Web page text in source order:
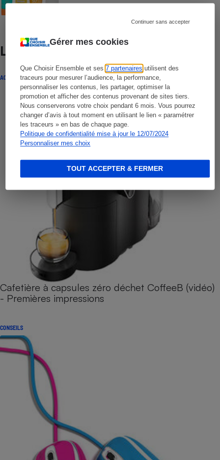
Gérer mes cookies
Que Choisir Ensemble et ses7 partenaires utilisent des
traceurs pour mesurer l’audience, la performance,
personnaliser les contenus, les partager, optimiser la
promotion et afficher des contenus provenant de sites tiers.
Nous conserverons votre choix pendant 6 mois. Vous pourrez
changer d’avis à tout moment en utilisant le lien « paramétrer
les traceurs » en bas de chaque page.
Politique de confidentialité mise à jour le 12/07/2024
Personnaliser mes choix
Continuer sans accepter
TOUT ACCEPTER & FERMER
Lire aussi
ACTUALITÉ
Cafetière à capsules zéro déchet CoffeeB (vidéo)
- Premières impressions
CONSEILS